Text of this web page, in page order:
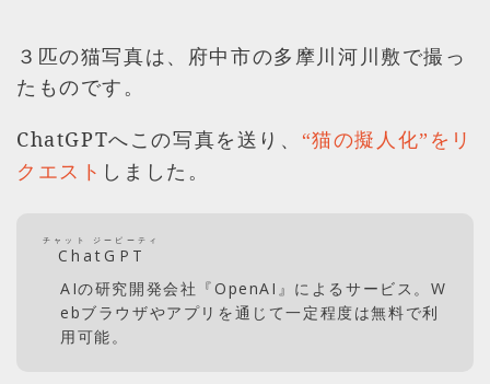
３匹の猫写真は、府中市の多摩川河川敷で撮っ
たものです。
ChatGPTへこの写真を送り、
“猫の擬人化”をリ
クエスト しました。
ChatGPT
チャット ジーピーティ
AIの研究開発会社『OpenAI』によるサービス。W
ebブラウザやアプリを通じて一定程度は無料で利
用可能。